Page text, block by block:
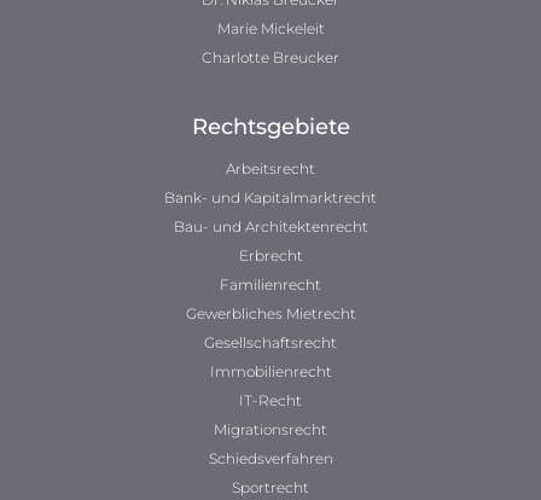
Marie Mickeleit
Charlotte Breucker
Rechtsgebiete
Arbeitsrecht
Bank- und Kapitalmarktrecht
Bau- und Architektenrecht
Erbrecht
Familienrecht
Gewerbliches Mietrecht
Gesellschaftsrecht
Immobilienrecht
IT-Recht
Migrationsrecht
Schiedsverfahren
Sportrecht